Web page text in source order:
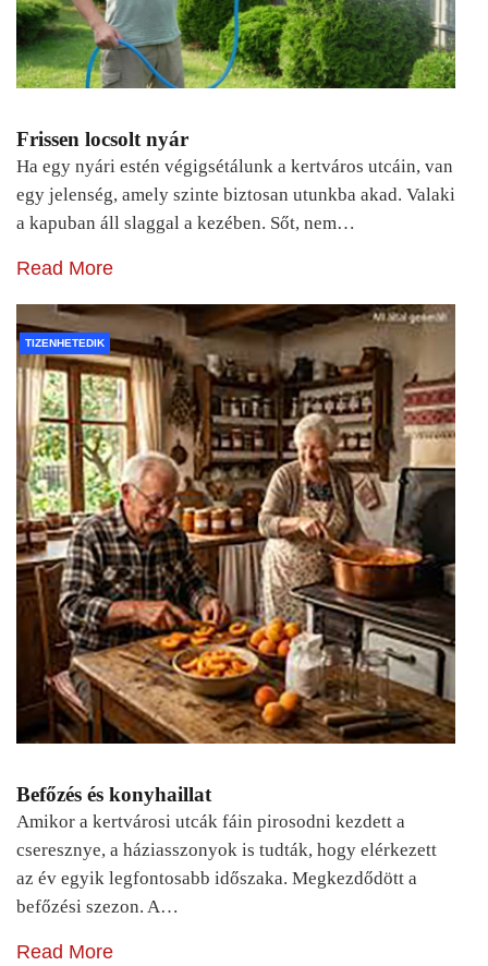
Frissen locsolt nyár
Ha egy nyári estén végigsétálunk a kertváros utcáin, van
egy jelenség, amely szinte biztosan utunkba akad. Valaki
a kapuban áll slaggal a kezében. Sőt, nem…
Read More
TIZENHETEDIK
Befőzés és konyhaillat
Amikor a kertvárosi utcák fáin pirosodni kezdett a
cseresznye, a háziasszonyok is tudták, hogy elérkezett
az év egyik legfontosabb időszaka. Megkezdődött a
befőzési szezon. A…
Read More